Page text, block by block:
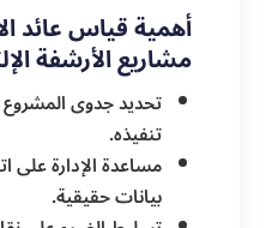
أهمية قياس عائد
مشاريع الأرشفة
تحديد جدوى المشروع
تنفيذه.
مساعدة الإدارة على
بيانات حقيقية.